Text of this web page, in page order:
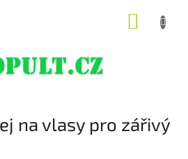
na vlasy pro zářivý